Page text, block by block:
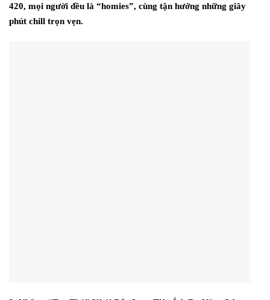
420, mọi người đều là “homies”, cùng tận hưởng những giây
phút chill trọn vẹn.